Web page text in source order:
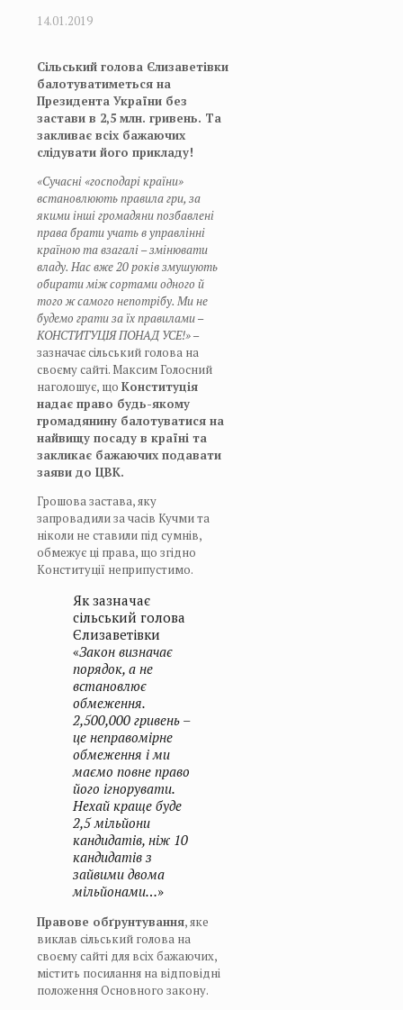
14.01.2019
Сільський голова Єлизаветівки
балотуватиметься на
Президента України без
застави в 2,5 млн. гривень. Та
закливає всіх бажаючих
слідувати його прикладу!
«Сучасні «господарі країни»
встановлюють правила гри, за
якими інші громадяни позбавлені
права брати учать в управлінні
країною та взагалі – змінювати
владу. Нас вже 20 років змушують
обирати між сортами одного й
того ж самого непотрібу. Ми не
будемо грати за їх правилами –
КОНСТИТУЦІЯ ПОНАД УСЕ!»–
зазначає сільський голова на
своєму сайті. Максим Голосний
наголошує, що Конституція
надає право будь-якому
громадянину балотуватися на
найвищу посаду в країні та
закликає бажаючих подавати
заяви до ЦВК.
Грошова застава, яку
запровадили за часів Кучми та
ніколи не ставили під сумнів,
обмежує ці права, що згідно
Конституції неприпустимо.
Як зазначає
сільський голова
Єлизаветівки
«Закон визначає
порядок, а не
встановлює
обмеження.
2,500,000 гривень –
це неправомірне
обмеження і ми
маємо повне право
його ігнорувати.
Нехай краще буде
2,5 мільйони
кандидатів, ніж 10
кандидатів з
зайвими двома
мільйонами…»
Правове обґрунтування, яке
виклав сільський голова на
своєму сайті для всіх бажаючих,
містить посилання на відповідні
положення Основного закону.